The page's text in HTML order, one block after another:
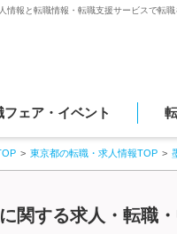
情報と転職情報・転職支援サービスで転職
フェア・イベント
東京都の転職・求人情報TOP
関する求人・転職